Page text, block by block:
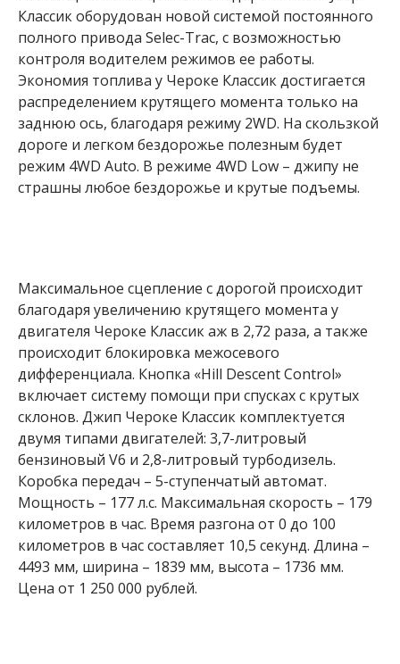
Классик оборудован новой системой постоянного
полного привода Selec-Trac, с возможностью
контроля водителем режимов ее работы.
Экономия топлива у Чероке Классик достигается
распределением крутящего момента только на
заднюю ось, благодаря режиму 2WD. На скользкой
дороге и легком бездорожье полезным будет
режим 4WD Auto. В режиме 4WD Low – джипу не
страшны любое бездорожье и крутые подъемы.
Максимальное сцепление с дорогой происходит
благодаря увеличению крутящего момента у
двигателя Чероке Классик аж в 2,72 раза, а также
происходит блокировка межосевого
дифференциала. Кнопка «Hill Descent Control»
включает систему помощи при спусках с крутых
склонов. Джип Чероке Классик комплектуется
двумя типами двигателей: 3,7-литровый
бензиновый V6 и 2,8-литровый турбодизель.
Коробка передач – 5-ступенчатый автомат.
Мощность – 177 л.с. Максимальная скорость – 179
километров в час. Время разгона от 0 до 100
километров в час составляет 10,5 секунд. Длина –
4493 мм, ширина – 1839 мм, высота – 1736 мм.
Цена от 1 250 000 рублей.